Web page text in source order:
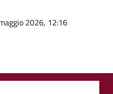
2026, 12:16